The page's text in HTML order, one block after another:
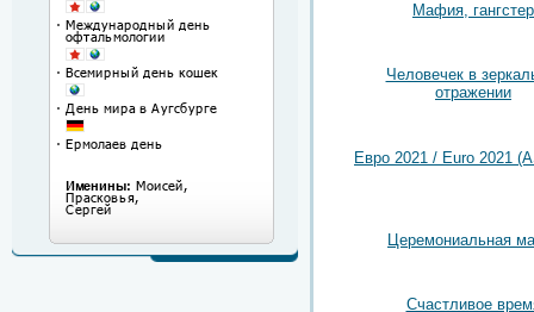
Мафия, гангстер
Человечек в
отражении
Евро 2021 / Euro 2021
Церемониальная
Счастливое